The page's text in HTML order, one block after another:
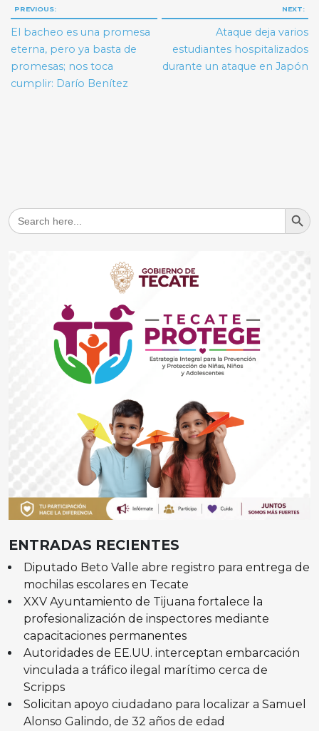
Navegación
de
entradas
PREVIOUS:
El bacheo es una promesa
eterna, pero ya basta de
promesas; nos toca
cumplir: Darío Benítez
NEXT:
Ataque deja varios
estudiantes hospitalizados
durante un ataque en Japón
Search
for:
Search
ENTRADAS RECIENTES
Diputado Beto Valle abre registro para entrega de
mochilas escolares en Tecate
XXV Ayuntamiento de Tijuana fortalece la
profesionalización de inspectores mediante
capacitaciones permanentes
Autoridades de EE.UU. interceptan embarcación
vinculada a tráfico ilegal marítimo cerca de
Scripps
Solicitan apoyo ciudadano para localizar a Samuel
Alonso Galindo, de 32 años de edad